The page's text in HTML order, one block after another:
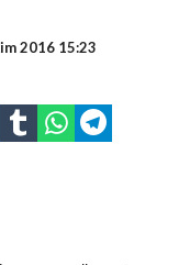
2016 15:23